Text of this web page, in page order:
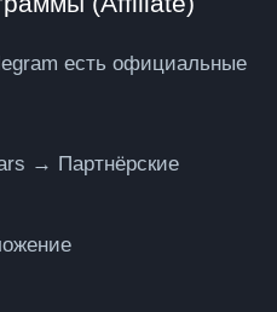
есть официальные
→ Партнёрские